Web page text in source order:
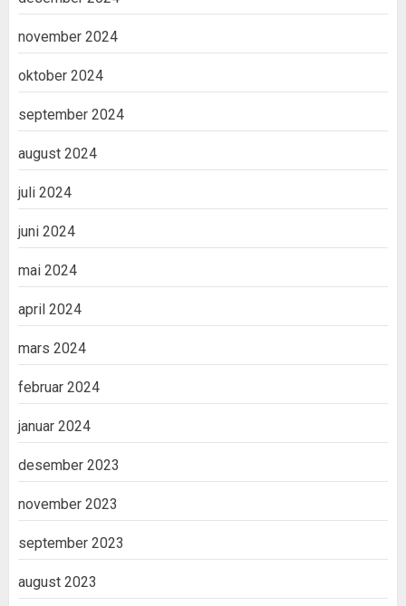
november 2024
oktober 2024
september 2024
august 2024
juli 2024
juni 2024
mai 2024
april 2024
mars 2024
februar 2024
januar 2024
desember 2023
november 2023
september 2023
august 2023